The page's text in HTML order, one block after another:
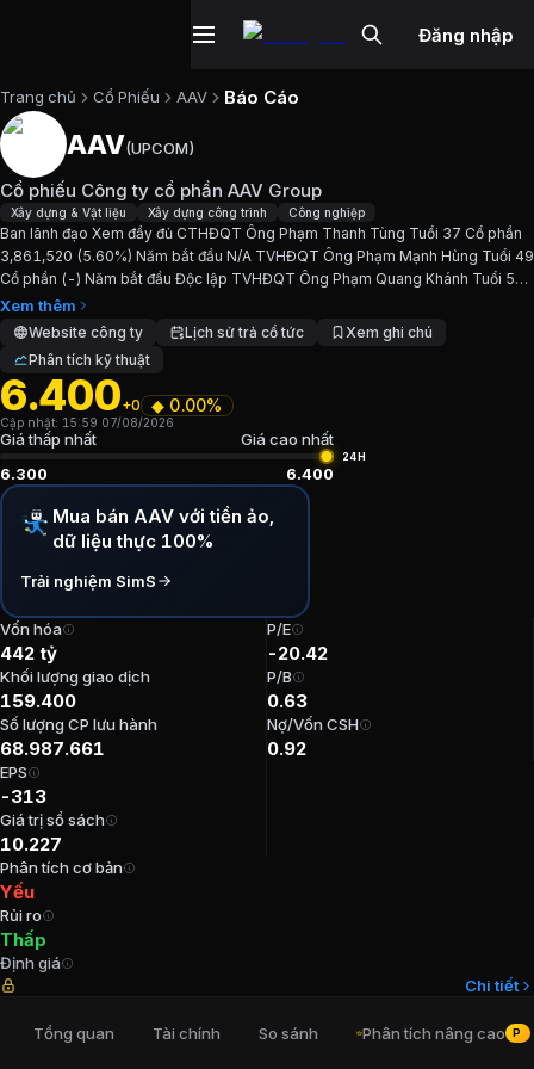
Đăng nhập
Trang chủ Cổ Phiếu AAV Báo Cáo
Cổ phiếuAAV—
Cập nhật: 7/8/2026.
Ngành:Xây dựng & Vật liệu, Xây dựng công trình, Công
Giới thiệuCổ phiếu Công ty cổ phần
Ban lãnh đạo Xem đầy đủ CTHĐQT Ông Phạm Thanh
Chỉ số tài chính AAV
Giá hiện tại: 6400 VND
Vốn hóa: 442 tỷ đồng
P/B: 0,63
EPS: -313,23
ROE:
ROA: -1,63%
Tỷ suất cổ tức:
Ban lãnh đạo Cổ phiếu Công ty cổ
Tổng Giám đốc
Chủ tịch Hội đồng Quản trị
Kế toán trưởng
Cổ đông lớn Cổ phiếu Công ty cổ
AAV(UPCOM)
Cổ phiếu Công ty cổ phần AAV Group
Xây dựng & Vật liệu Xây dựng công trình Công nghiệp
Ban lãnh đạo Xem đầy đủ CTHĐQT Ông Phạm Thanh Tùng Tuổi 37 Cổ phần
3,861,520 (5.60%) Năm bắt đầu N/A TVHĐQT Ông Phạm Mạnh Hùng Tuổi 49
Cổ phần (-) Năm bắt đầu Độc lập TVHĐQT Ông Phạm Quang Khánh Tuổi 53
Cổ phần 16,261,920 (23.57%) Năm bắt đầu N/A TGĐ Ông Phan...
Xem thêm
Website công ty Lịch sử trả cổ tức
Xem ghi chú
Phân tích kỹ thuật
6.400+0 ◆ 0.00%
Cập nhật: 15:59 07/08/2026
Giá thấp nhất
Giá cao nhất
6.300
6.400
24H
Mua bán AAV với tiền ảo,
dữ liệu thực 100%
Trải nghiệm SimS
Vốn hóa
442 tỷ
Khối lượng giao dịch
159.400
Số lượng CP lưu hành
68.987.661
P/E
-20.42
P/B
0.63
Nợ/Vốn CSH
0.92
EPS
-313
Giá trị sổ sách
10.227
Phân tích cơ bản
Yếu
Rủi ro
Thấp
Định giá
Chi tiết
Tổng quan Tài chính So sánh Phân tích nâng cao PRO